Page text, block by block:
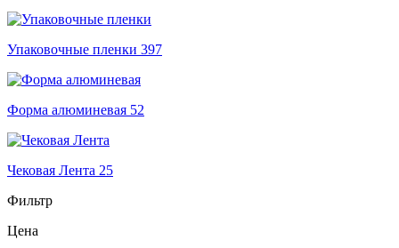
Упаковочные пленки 397
Форма алюминевая 52
Чековая Лента 25
Фильтр
Цена